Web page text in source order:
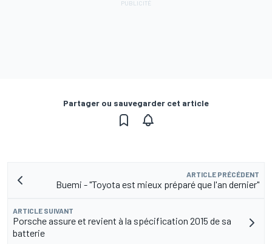
Partager ou sauvegarder cet article
ARTICLE PRÉCÉDENT
Buemi - "Toyota est mieux préparé que l'an dernier"
ARTICLE SUIVANT
Porsche assure et revient à la spécification 2015 de sa
batterie